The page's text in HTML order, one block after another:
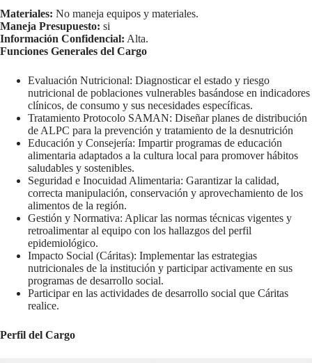
Materiales: No maneja equipos y materiales.
Maneja Presupuesto: si
Información Confidencial: Alta.
Funciones Generales del Cargo
Evaluación Nutricional: Diagnosticar el estado y riesgo
nutricional de poblaciones vulnerables basándose en indicadores
clínicos, de consumo y sus necesidades específicas.
Tratamiento Protocolo SAMAN: Diseñar planes de distribución
de ALPC para la prevención y tratamiento de la desnutrición
Educación y Consejería: Impartir programas de educación
alimentaria adaptados a la cultura local para promover hábitos
saludables y sostenibles.
Seguridad e Inocuidad Alimentaria: Garantizar la calidad,
correcta manipulación, conservación y aprovechamiento de los
alimentos de la región.
Gestión y Normativa: Aplicar las normas técnicas vigentes y
retroalimentar al equipo con los hallazgos del perfil
epidemiológico.
Impacto Social (Cáritas): Implementar las estrategias
nutricionales de la institución y participar activamente en sus
programas de desarrollo social.
Participar en las actividades de desarrollo social que Cáritas
realice.
Perfil del Cargo